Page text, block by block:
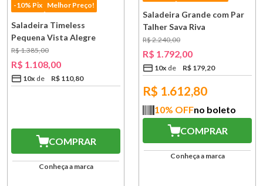
-10% Pix Melhor Preço!
Saladeira Timeless
Pequena Vista Alegre
Atlantis
R$1.385,00
R$ 1.108,00
10x R$ 110,80
COMPRAR
Conheça a marca
Saladeira Grande com Par
Talher Sava Riva
R$2.240,00
R$ 1.792,00
10x R$ 179,20
R$ 1.612,80
10% OFFno boleto
COMPRAR
Conheça a marca